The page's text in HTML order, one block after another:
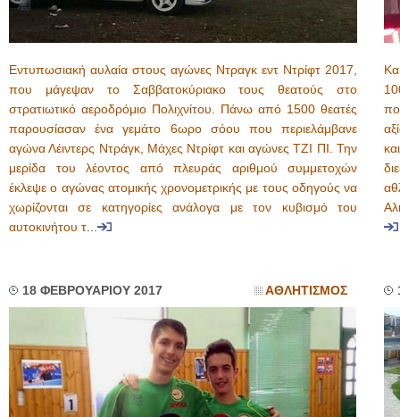
Εντυπωσιακή αυλαία στους αγώνες Ντραγκ εντ Ντρίφτ 2017,
που μάγεψαν το Σαββατοκύριακο τους θεατούς στο
στρατιωτικό αεροδρόμιο Πολιχνίτου. Πάνω από 1500 θεατές
παρουσίασαν ένα γεμάτο 6ωρο σόου που περιελάμβανε
αγώνα Λέιντερς Ντράγκ, Μάχες Ντρίφτ και αγώνες ΤΖΙ ΠΙ. Την
μερίδα του λέοντος από πλευράς αριθμού συμμετοχών
έκλεψε ο αγώνας ατομικής χρονομετρικής με τους οδηγούς να
χωρίζονται σε κατηγορίες ανάλογα με τον κυβισμό του
αυτοκινήτου τ...
18 ΦΕΒΡΟΥΑΡΙΟΥ 2017 ΑΘΛΗΤΙΣΜΟΣ